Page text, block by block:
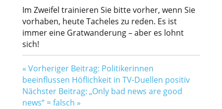
Im Zweifel trainieren Sie bitte vorher, wenn Sie
vorhaben, heute Tacheles zu reden. Es ist
immer eine Gratwanderung – aber es lohnt
sich!
« Vorheriger Beitrag: Politikerinnen
beeinflussen Höflichkeit in TV-Duellen positiv
Nächster Beitrag: „Only bad news are good
news“ = falsch »